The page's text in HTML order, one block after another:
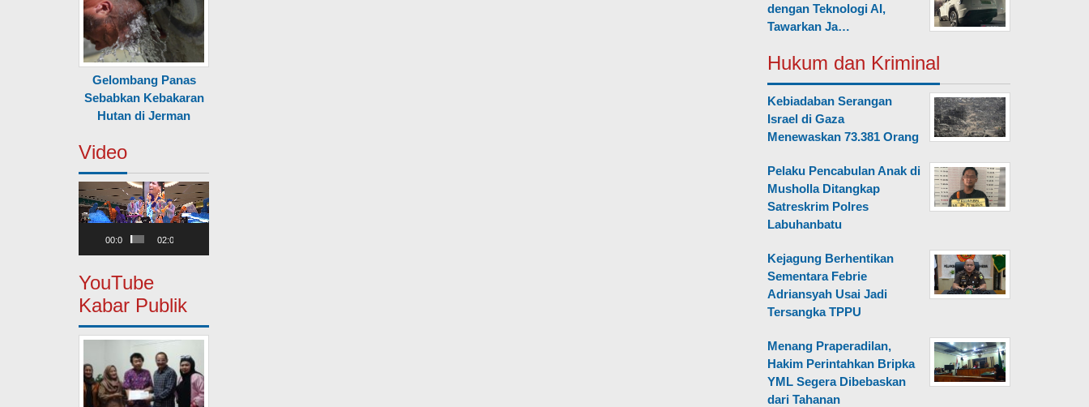
Gelombang Panas
Sebabkan Kebakaran
Hutan di Jerman
Video
Pemutar
Video
00:00 02:00
YouTube
Kabar Publik
dengan Teknologi AI,
Tawarkan Ja…
Hukum dan Kriminal
Kebiadaban Serangan
Israel di Gaza
Menewaskan 73.381 Orang
Pelaku Pencabulan Anak di
Musholla Ditangkap
Satreskrim Polres
Labuhanbatu
Kejagung Berhentikan
Sementara Febrie
Adriansyah Usai Jadi
Tersangka TPPU
Menang Praperadilan,
Hakim Perintahkan Bripka
YML Segera Dibebaskan
dari Tahanan